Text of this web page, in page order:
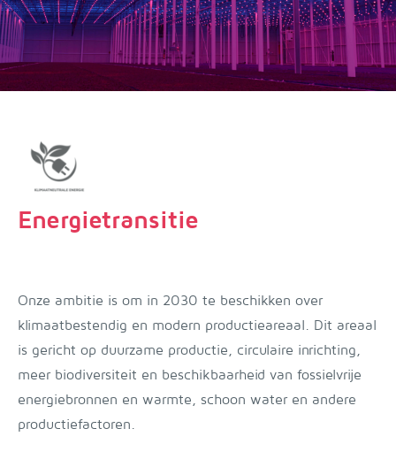
Energietransitie
Onze ambitie is om in 2030 te beschikken over
klimaatbestendig en modern productieareaal. Dit areaal
is gericht op duurzame productie, circulaire inrichting,
meer biodiversiteit en beschikbaarheid van fossielvrije
energiebronnen en warmte, schoon water en andere
productiefactoren.